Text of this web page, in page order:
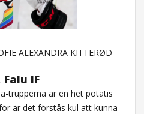
ALEXANDRA KITTERØD
IF
trupperna är en het potatis
är det förstås kul att kunna